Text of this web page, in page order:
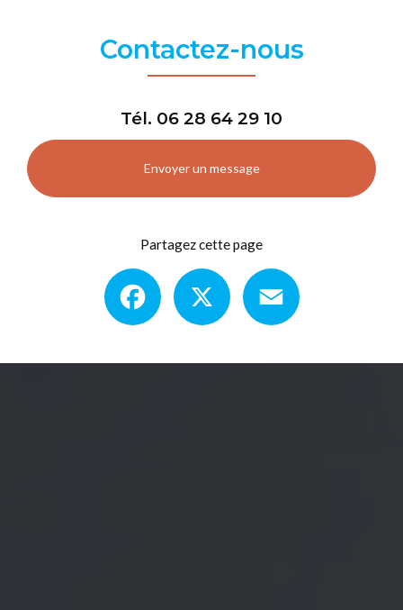
Contactez-nous
Tél. 06 28 64 29 10
Envoyer un message
Partagez cette page
Facebook